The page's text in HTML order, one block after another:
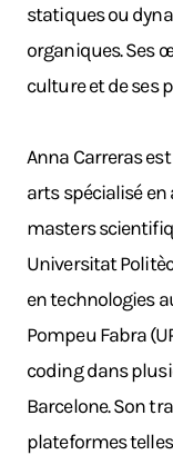
statiques ou
organiques. Ses
culture et de ses
Anna Carreras
arts spécialisé
masters
Universitat
en technologies
Pompeu Fabra
coding dans
Barcelone. Son
plateformes